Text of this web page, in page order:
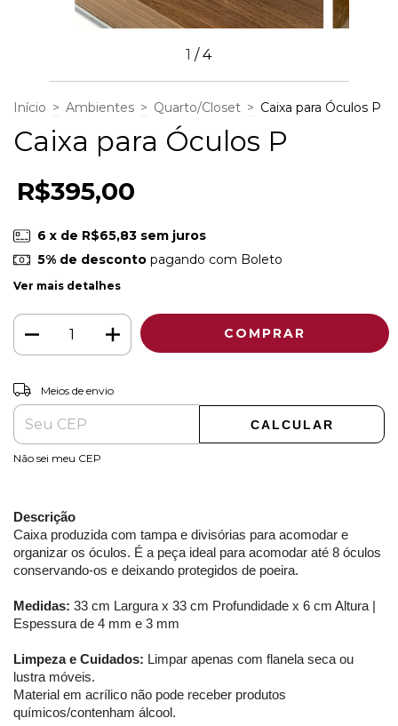
1 /4
Início > Ambientes > Quarto/Closet > Caixa para Óculos P
Caixa para Óculos P
R$395,00
6 x de R$65,83 sem juros
5% de descontopagando com Boleto
Ver mais detalhes
Entregas para o CEP:
Meios de envio
CALCULAR
Não sei meu CEP
Descrição
Caixa produzida com tampa e divisórias para acomodar e
organizar os óculos. É a peça ideal para acomodar até 8 óculos
conservando-os e deixando protegidos de poeira.
Medidas: 33 cm Largura x 33 cm Profundidade x 6 cm Altura |
Espessura de 4 mm e 3 mm
Limpeza e Cuidados: Limpar apenas com flanela seca ou
lustra móveis.
Material em acrílico não pode receber produtos
químicos/contenham álcool.